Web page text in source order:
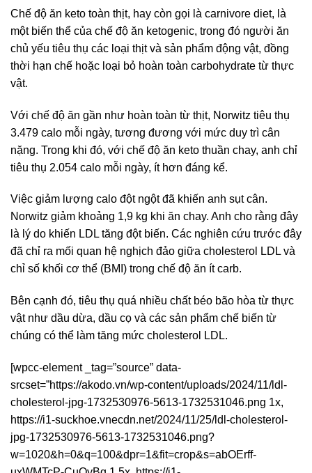
Chế độ ăn keto toàn thịt, hay còn gọi là carnivore diet, là
một biến thể của chế độ ăn ketogenic, trong đó người ăn
chủ yếu tiêu thụ các loại thịt và sản phẩm động vật, đồng
thời hạn chế hoặc loại bỏ hoàn toàn carbohydrate từ thực
vật.
Với chế độ ăn gần như hoàn toàn từ thịt, Norwitz tiêu thụ
3.479 calo mỗi ngày, tương đương với mức duy trì cân
nặng. Trong khi đó, với chế độ ăn keto thuần chay, anh chỉ
tiêu thụ 2.054 calo mỗi ngày, ít hơn đáng kể.
Việc giảm lượng calo đột ngột đã khiến anh sụt cân.
Norwitz giảm khoảng 1,9 kg khi ăn chay. Anh cho rằng đây
là lý do khiến LDL tăng đột biến. Các nghiên cứu trước đây
đã chỉ ra mối quan hệ nghịch đảo giữa cholesterol LDL và
chỉ số khối cơ thể (BMI) trong chế độ ăn ít carb.
Bên cạnh đó, tiêu thụ quá nhiều chất béo bão hòa từ thực
vật như dầu dừa, dầu cọ và các sản phẩm chế biến từ
chúng có thể làm tăng mức cholesterol LDL.
[wpcc-element _tag=”source” data-
srcset=”https://akodo.vn/wp-content/uploads/2024/11/ldl-
cholesterol-jpg-1732530976-5613-1732531046.png 1x,
https://i1-suckhoe.vnecdn.net/2024/11/25/ldl-cholesterol-
jpg-1732530976-5613-1732531046.png?
w=1020&h=0&q=100&dpr=1&fit=crop&s=abOErff-